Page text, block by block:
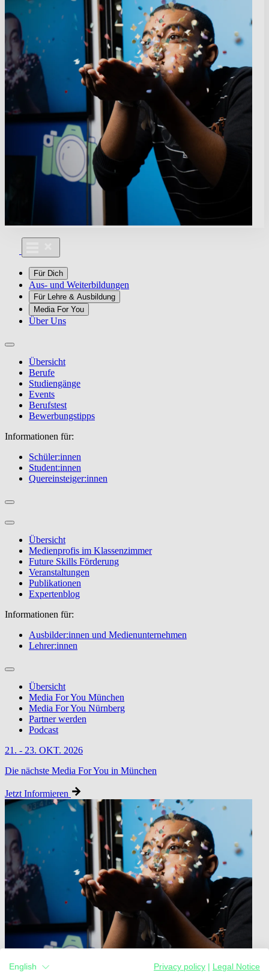
Für Dich
Aus- und Weiterbildungen
Für Lehre & Ausbildung
Media For You
Über Uns
Übersicht
Berufe
Studiengänge
Events
Berufstest
Bewerbungstipps
Informationen für:
Schüler:innen
Student:innen
Quereinsteiger:innen
Übersicht
Medienprofis im Klassenzimmer
Future Skills Förderung
Veranstaltungen
Publikationen
Expertenblog
Informationen für:
Ausbilder:innen und Medienunternehmen
Lehrer:innen
Übersicht
Media For You München
Media For You Nürnberg
Partner werden
Podcast
21. - 23. OKT. 2026
Die nächste Media For You in München
Jetzt Informieren
English Privacy policy Legal Notice